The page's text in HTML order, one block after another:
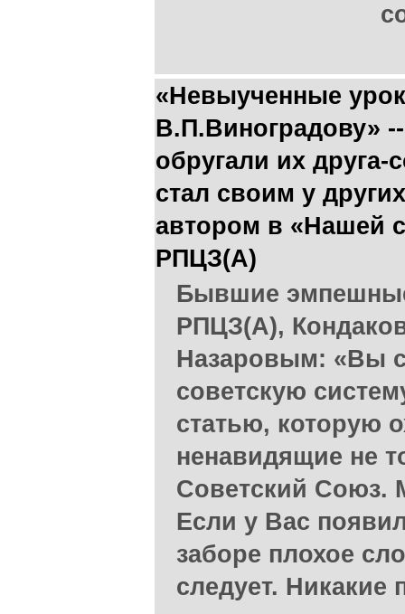
«Невыученные
В.П.Виноградову»
обругали их друга-
стал своим у
автором в «Нашей
РПЦЗ(А)
Бывшие
РПЦЗ(А),
Назаровым: «Вы
советскую
статью, которую
ненавидящие не
Советский Союз.
Если у Вас
заборе плохое
следует. Никакие